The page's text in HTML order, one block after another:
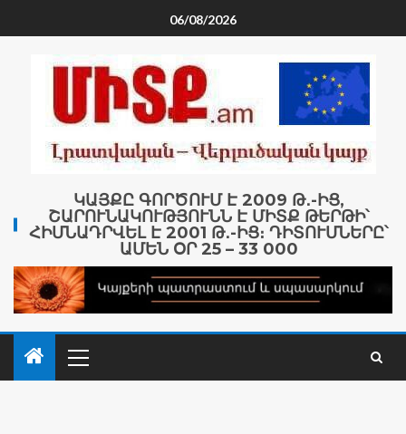
06/08/2026
ԿԱՅՔԸ ԳՈՐԾՈՒՄ Է 2009 Թ․-ԻՑ,
ՇԱՐՈՒՆԱԿՈՒԹՅՈՒՆՆ Է ՄԻՏՔ ԹԵՐԹԻ՝
ՀԻՄՆԱԴՐՎԵԼ Է 2001 Թ․-ԻՑ։ ԴԻՏՈՒՄՆԵՐԸ՝
ԱՄԵՆ ՕՐ 25 – 33 000